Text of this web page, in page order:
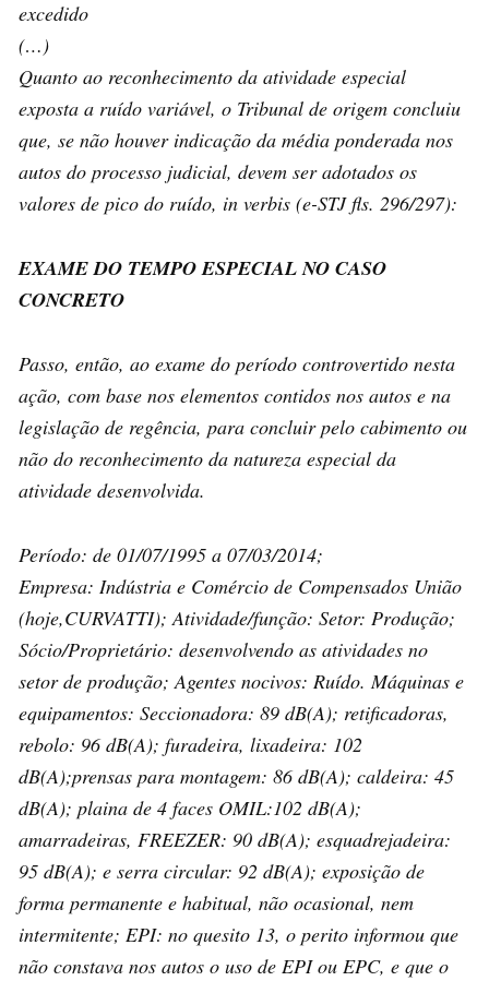
excedido
(…)
Quanto ao reconhecimento da atividade especial
exposta a ruído variável, o Tribunal de origem concluiu
que, se não houver indicação da média ponderada nos
autos do processo judicial, devem ser adotados os
valores de pico do ruído, in verbis (e-STJ fls. 296/297):
EXAME DO TEMPO ESPECIAL NO CASO
CONCRETO
Passo, então, ao exame do período controvertido nesta
ação, com base nos elementos contidos nos autos e na
legislação de regência, para concluir pelo cabimento ou
não do reconhecimento da natureza especial da
atividade desenvolvida.
Período: de 01/07/1995 a 07/03/2014;
Empresa: Indústria e Comércio de Compensados União
(hoje,CURVATTI); Atividade/função: Setor: Produção;
Sócio/Proprietário: desenvolvendo as atividades no
setor de produção; Agentes nocivos: Ruído. Máquinas e
equipamentos: Seccionadora: 89 dB(A); retificadoras,
rebolo: 96 dB(A); furadeira, lixadeira: 102
dB(A);prensas para montagem: 86 dB(A); caldeira: 45
dB(A); plaina de 4 faces OMIL:102 dB(A);
amarradeiras, FREEZER: 90 dB(A); esquadrejadeira:
95 dB(A); e serra circular: 92 dB(A); exposição de
forma permanente e habitual, não ocasional, nem
intermitente; EPI: no quesito 13, o perito informou que
não constava nos autos o uso de EPI ou EPC, e que o